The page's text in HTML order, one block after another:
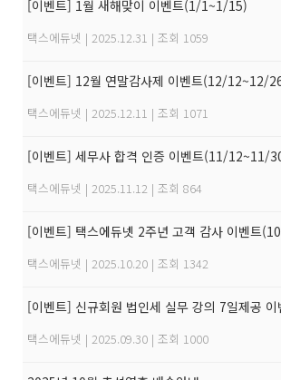
[이벤트] 1월 새해맞이 이벤트(1/1~1/15)
택스에듀넷 | 2025.12.31 | 조회 1059
[이벤트] 12월 연말감사제 이벤트(12/12~12/
택스에듀넷 | 2025.12.11 | 조회 1071
[이벤트] 세무사 합격 인증 이벤트(11/12~11/
택스에듀넷 | 2025.11.12 | 조회 864
[이벤트] 택스에듀넷 2주년 고객 감사 이벤트
택스에듀넷 | 2025.10.20 | 조회 1342
[이벤트] 신규회원 법인세 실무 강의 7일제공
택스에듀넷 | 2025.09.30 | 조회 1000